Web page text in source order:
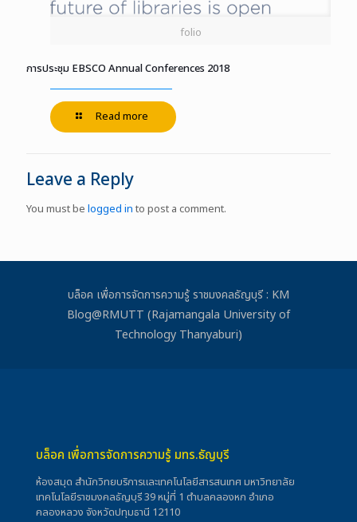
folio
การประชุม EBSCO Annual Conferences 2018
Read more
Leave a Reply
You must be logged in to post a comment.
บล็อค เพื่อการจัดการความรู้ ราชมงคลธัญบุรี : KM
Blog@RMUTT (Rajamangala University of
Technology Thanyaburi)
บล็อค เพื่อการจัดการความรู้ มทร.ธัญบุรี
ห้องสมุด สำนักวิทยบริการและเทคโนโลยีสารสนเทศ มหาวิทยาลัย
เทคโนโลยีราชมงคลธัญบุรี 39 หมู่ที่ 1 ตำบลคลองหก อำเภอ
คลองหลวง จังหวัดปทุมธานี 12110